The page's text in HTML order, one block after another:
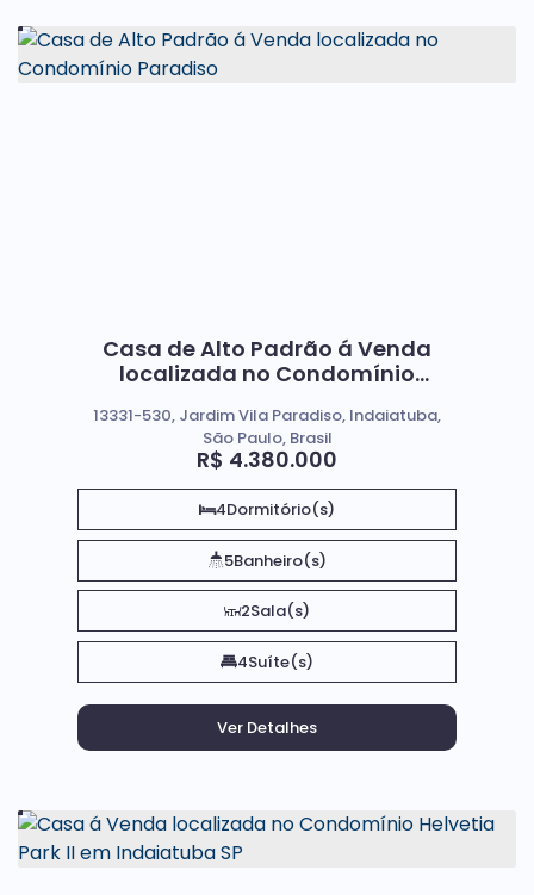
Casa de Alto Padrão á Venda
localizada no Condomínio
R$ 4.380.000
13331-530, Jardim Vila Paradiso, Indaiatuba,
São Paulo, Brasil
4Dormitório(s)
5Banheiro(s)
2Sala(s)
4Suíte(s)